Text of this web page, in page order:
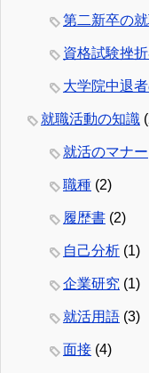
第二新卒の
資格試験挫
大学院中退
就職活動の知識
就活のマナー
職種 (2)
履歴書 (2)
自己分析 (1)
企業研究 (1)
就活用語 (3)
面接 (4)